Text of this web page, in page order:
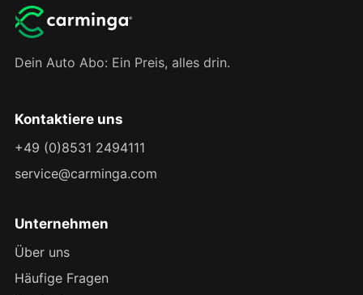
Dein Auto Abo: Ein Preis, alles drin.
Kontaktiere uns
+49 (0)8531 2494111
service@carminga.com
Unternehmen
Über uns
Häufige Fragen